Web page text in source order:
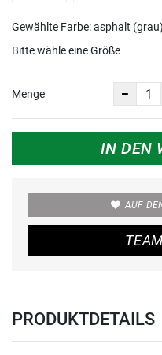
Gewählte Farbe: asphalt (grau)
Bitte wähle eine Größe
Menge
IN DEN
AUF
PRODUKTDETAILS